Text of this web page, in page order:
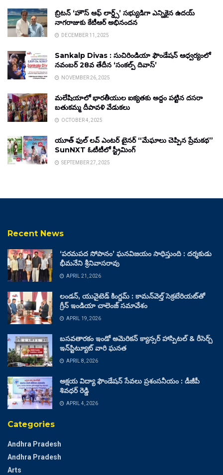
బ్రిటన్ ‘హౌస్ ఆఫ్ లార్డ్స్’ సభ్యుడిగా ఎన్నికైన ఉదయ్
నాగరాజుకు కేటీఆర్ అభినందన
DECEMBER 11, 2025
Sankalp Divas : సుచిరిండియా ఫౌండేషన్ ఆధ్వర్యంలో
నవంబర్ 28వ తేదీన ‘సంకల్ప్ దివాస్’
NOVEMBER 26, 2025
మలేషియాలో భారతీయుల ఐక్యతకు అద్దం పట్టిన దసరా
బతుకమ్మ దీపావళి వేడుకలు
OCTOBER 4, 2025
యూత్ ఫుల్ లవ్ ఎంటర్ టైనర్ “మేఘాలు చెప్పిన ప్రేమకథ”
SunNXT ఓటీటీలో స్ట్రీమింగ్
SEPTEMBER 27, 2025
Recent News
‘పరమపద సోపానం’ ఘనవిజయం సాధిస్తుంది : దర్శకుడు
భీమనేని శ్రీనివాసరావు
APRIL 21, 2026
లండన్, యునైటెడ్ కింగ్డమ్ : కామన్‌వెల్త్ సెక్రటేరియట్‌తో
గ్రీన్ ఇండియా చాలెంజ్ సమావేశం
APRIL 19, 2026
బసవతారకం ఇండో అమెరికన్ క్యాన్సర్ హాస్పిటల్ & రీసెర్చ్
ఇన్‌స్టిట్యూట్ వారి ఘనత
APRIL 8, 2026
అక్షయ విద్యా ఫౌండేషన్ సేవలు ప్రశంసనీయం : డీజీపీ
శివధర్ రెడ్డి
APRIL 4, 2026
Categories
Andhra Pradesh
Andhra Pradesh
Arts